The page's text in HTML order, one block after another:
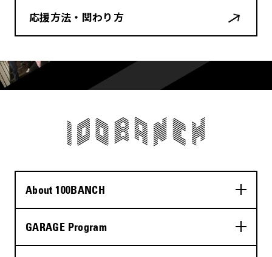
応援方法・関わり方
About 100BANCH
GARAGE Program